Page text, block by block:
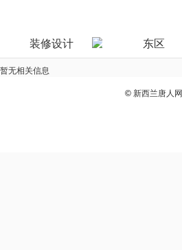
装修设计 东区
暂无相关信息
© 新西兰唐人网